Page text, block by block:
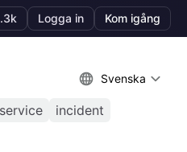
Logga in Kom igång
Svenska
incident